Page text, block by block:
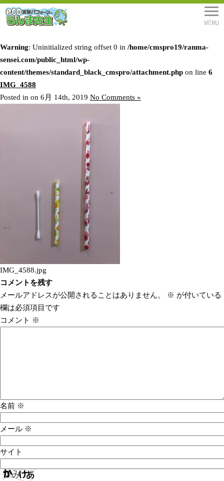
Warning: Uninitialized string offset 0 in /home/cmspro19/ranma-
sensei.com/public_html/wp-
content/themes/standard_black_cmspro/attachment.php on line 6
IMG_4588
Posted in on 6月 14th, 2019 No Comments »
IMG_4588.jpg
コメントを残す
メールアドレスが公開されることはありません。
※ が付いている
欄は必須項目です
コメント ※
名前 ※
メール ※
サイト